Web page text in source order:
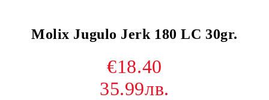
Molix Jugulo Jerk 180 LC 30gr.
€18.40
35.99лв.